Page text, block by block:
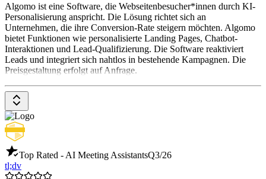
Algomo ist eine Software, die Webseitenbesucher*innen durch KI-
Personalisierung anspricht. Die Lösung richtet sich an
Unternehmen, die ihre Conversion-Rate steigern möchten. Algomo
bietet Funktionen wie personalisierte Landing Pages, Chatbot-
Interaktionen und Lead-Qualifizierung. Die Software reaktiviert
Leads und integriert sich nahtlos in bestehende Kampagnen. Die
Preisgestaltung erfolgt auf Anfrage.
Top Rated - AI Meeting AssistantsQ3/26
tl;dv